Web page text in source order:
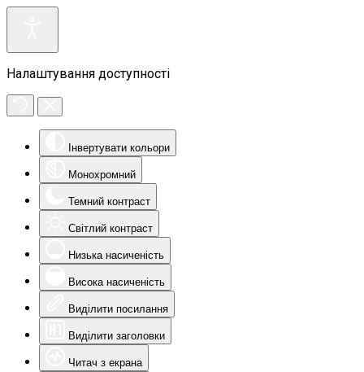
Налаштування доступності
Інвертувати кольори
Монохромний
Темний контраст
Світлий контраст
Низька насиченість
Висока насиченість
Виділити посилання
Виділити заголовки
Читач з екрана